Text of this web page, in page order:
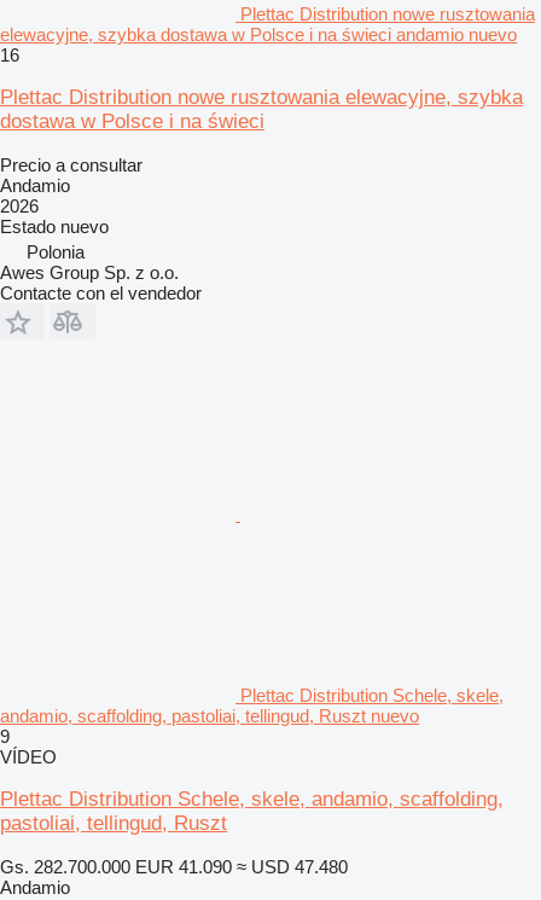
Plettac Distribution nowe rusztowania
elewacyjne, szybka dostawa w Polsce i na świeci andamio nuevo
16
Plettac Distribution nowe rusztowania elewacyjne, szybka
dostawa w Polsce i na świeci
Precio a consultar
Andamio
2026
Estado nuevo
Polonia
Awes Group Sp. z o.o.
Contacte con el vendedor
Plettac Distribution Schele, skele,
andamio, scaffolding, pastoliai, tellingud, Ruszt nuevo
9
VÍDEO
Plettac Distribution Schele, skele, andamio, scaffolding,
pastoliai, tellingud, Ruszt
Gs. 282.700.000 EUR 41.090 ≈ USD 47.480
Andamio